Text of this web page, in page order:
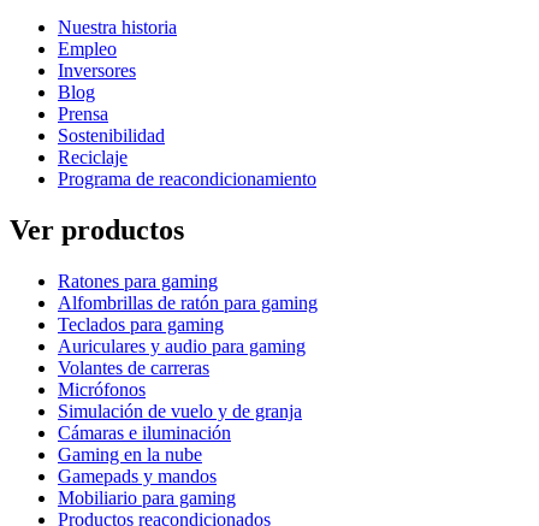
Nuestra historia
Empleo
Inversores
Blog
Prensa
Sostenibilidad
Reciclaje
Programa de reacondicionamiento
Ver productos
Ratones para gaming
Alfombrillas de ratón para gaming
Teclados para gaming
Auriculares y audio para gaming
Volantes de carreras
Micrófonos
Simulación de vuelo y de granja
Cámaras e iluminación
Gaming en la nube
Gamepads y mandos
Mobiliario para gaming
Productos reacondicionados